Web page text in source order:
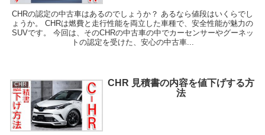
CHRの認定の中古車はあるのでしょうか？ あるなら値段はいくらでし
ょうか。 CHRは燃費と走行性能を両立した車種で、安全性能が魅力の
SUVです。 今回は、そのCHRの中古車の中でカーセンサーやグーネッ
トの認定を受けた、安心の中古車...
CHR
CHR 見積書の内容を値下げする方
法